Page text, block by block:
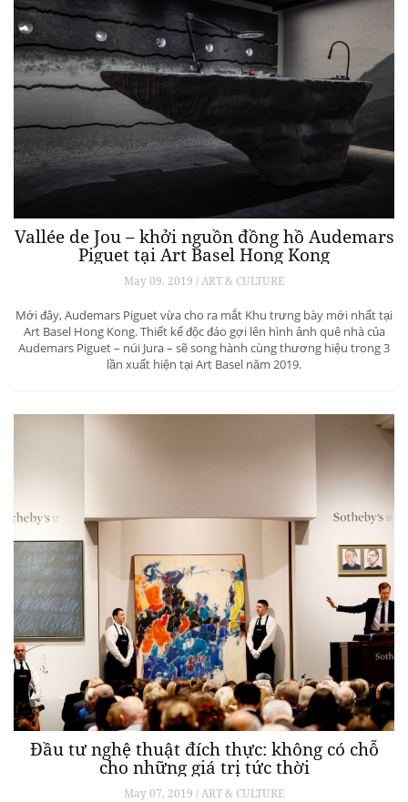
Vallée de Jou – khởi nguồn đồng hồ Audemars
Piguet tại Art Basel Hong Kong
May 09, 2019 / ART & CULTURE
Mới đây, Audemars Piguet vừa cho ra mắt Khu trưng bày mới nhất tại
Art Basel Hong Kong. Thiết kế độc đáo gợi lên hình ảnh quê nhà của
Audemars Piguet – núi Jura – sẽ song hành cùng thương hiệu trong 3
lần xuất hiện tại Art Basel năm 2019.
Đầu tư nghệ thuật đích thực: không có chỗ
cho những giá trị tức thời
May 07, 2019 / ART & CULTURE